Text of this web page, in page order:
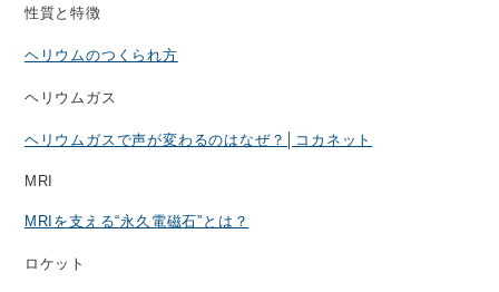
性質と特徴
ヘリウムのつくられ方
ヘリウムガス
ヘリウムガスで声が変わるのはなぜ？│コカネット
MRI
MRIを支える“永久電磁石”とは？
ロケット